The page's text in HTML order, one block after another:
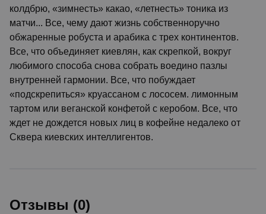
колдбрю, «зимнесть» какао, «летнесть» тоника из
матчи... Все, чему дают жизнь собственноручно
обжаренные робуста и арабика с трех континентов.
Все, что объединяет киевлян, как скрепкой, вокруг
любимого способа снова собрать воедино пазлы
внутренней гармонии. Все, что побуждает
«подскрепиться» круассаном с лососем. лимонным
тартом или веганской конфетой с керобом. Все, что
ждет не дождется новых лиц в кофейне недалеко от
Сквера киевских интеллигентов.
Отзывы (0)